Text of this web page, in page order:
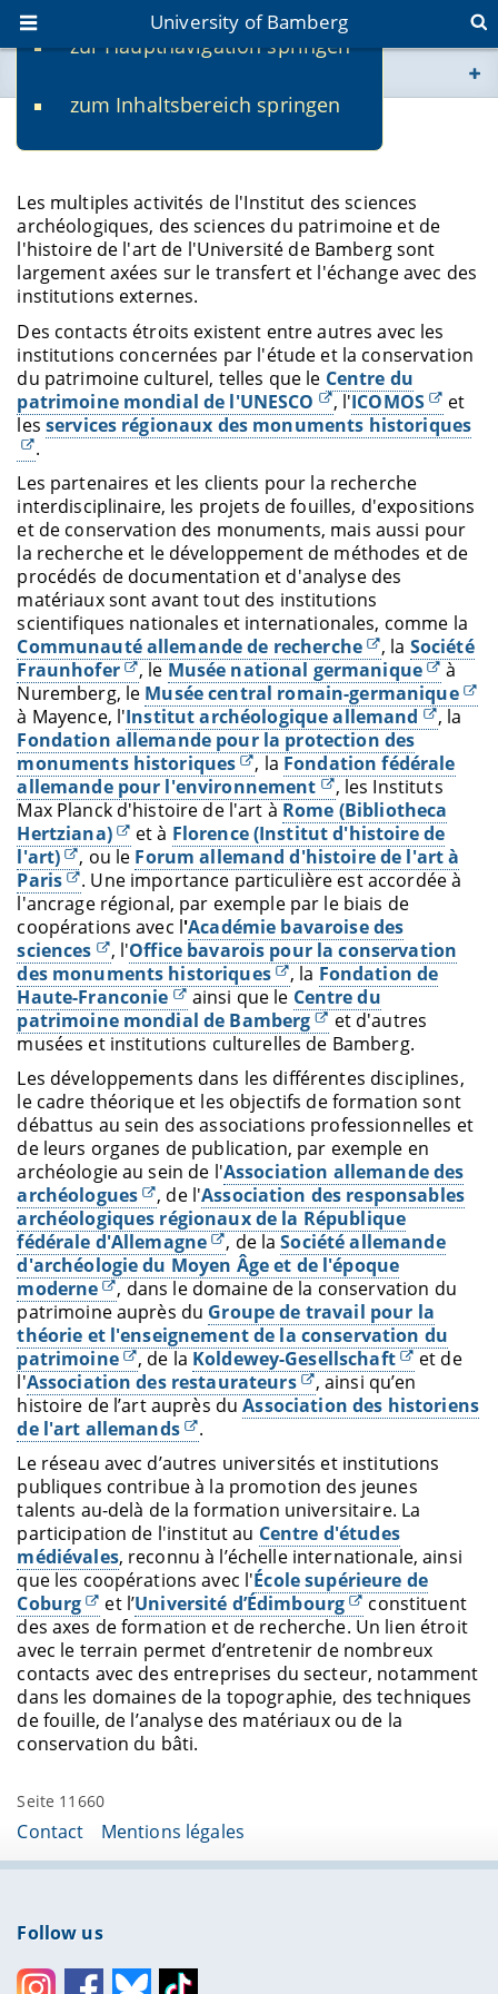
zur Hauptnavigation springen
zum Inhaltsbereich springen
University of Bamberg
www.uni-bamberg.de
fis.uni-bamberg.de
Transfer
Les multiples activités de l'Institut des sciences
archéologiques, des sciences du patrimoine et de
l'histoire de l'art de l'Université de Bamberg sont
largement axées sur le transfert et l'échange avec des
institutions externes.
Des contacts étroits existent entre autres avec les
institutions concernées par l'étude et la conservation
du patrimoine culturel, telles que le Centre du
patrimoine mondial de l'UNESCO
, l'ICOMOS
et
les services régionaux des monuments historiques
.
Les partenaires et les clients pour la recherche
interdisciplinaire, les projets de fouilles, d'expositions
et de conservation des monuments, mais aussi pour
la recherche et le développement de méthodes et de
procédés de documentation et d'analyse des
matériaux sont avant tout des institutions
scientifiques nationales et internationales, comme la
Communauté allemande de recherche
, la Société
Fraunhofer
, le Musée national germanique
à
Nuremberg, le Musée central romain-germanique
à Mayence, l'Institut archéologique allemand
, la
Fondation allemande pour la protection des
monuments historiques
, la Fondation fédérale
allemande pour l'environnement
, les Instituts
Max Planck d'histoire de l'art à Rome (Bibliotheca
Hertziana)
et à Florence (Institut d'histoire de
l'art)
, ou le Forum allemand d'histoire de l'art à
Paris
. Une importance particulière est accordée à
l'ancrage régional, par exemple par le biais de
coopérations avec l'Académie bavaroise des
sciences
, l'Office bavarois pour la conservation
des monuments historiques
, la Fondation de
Haute-Franconie
ainsi que le Centre du
patrimoine mondial de Bamberg
et d'autres
musées et institutions culturelles de Bamberg.
Les développements dans les différentes disciplines,
le cadre théorique et les objectifs de formation sont
débattus au sein des associations professionnelles et
de leurs organes de publication, par exemple en
archéologie au sein de l'Association allemande des
archéologues
, de l'Association des responsables
archéologiques régionaux de la République
fédérale d'Allemagne
, de laSociété allemande
d'archéologie du Moyen Âge et de l'époque
moderne
, dans le domaine de la conservation du
patrimoine auprès du Groupe de travail pour la
théorie et l'enseignement de la conservation du
patrimoine
, de la Koldewey-Gesellschaft
et de
l'Association des restaurateurs
, ainsi qu’en
histoire de l’art auprès duAssociation des historiens
de l'art allemands
.
Le réseau avec d’autres universités et institutions
publiques contribue à la promotion des jeunes
talents au-delà de la formation universitaire. La
participation de l'institut au Centre d'études
médiévales, reconnu à l’échelle internationale, ainsi
que les coopérations avec l'École supérieure de
Coburg
et l’Université d’Édimbourg
constituent
des axes de formation et de recherche. Un lien étroit
avec le terrain permet d’entretenir de nombreux
contacts avec des entreprises du secteur, notamment
dans les domaines de la topographie, des techniques
de fouille, de l’analyse des matériaux ou de la
conservation du bâti.
Seite 11660
Contact Mentions légales
Follow us